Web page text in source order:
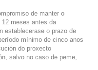
de manter o
meses antes da
establecerase o prazo de
mínimo de cinco anos
do proxecto
salvo no caso de peme,